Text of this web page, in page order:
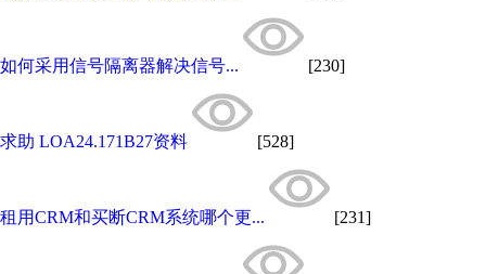
如何采用信号隔离器解决信号... [230]
求助 LOA24.171B27资料 [528]
租用CRM和买断CRM系统哪个更... [231]